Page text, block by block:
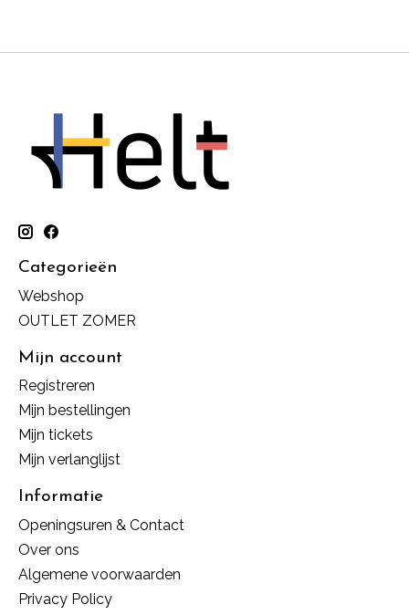
Categorieën
Webshop
OUTLET ZOMER
Mijn account
Registreren
Mijn bestellingen
Mijn tickets
Mijn verlanglijst
Informatie
Openingsuren & Contact
Over ons
Algemene voorwaarden
Privacy Policy